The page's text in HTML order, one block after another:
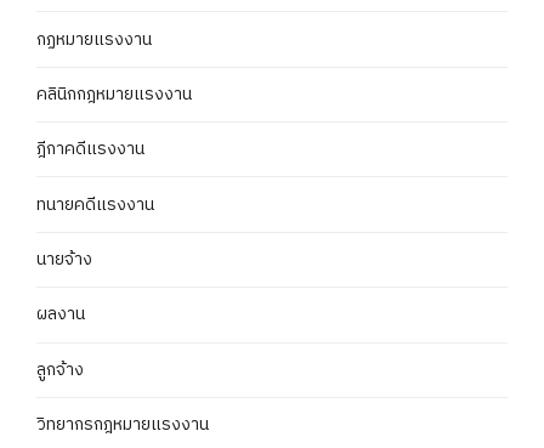
กฏหมายแรงงาน
คลินิกกฎหมายแรงงาน
ฎีกาคดีแรงงาน
ทนายคดีแรงงาน
นายจ้าง
ผลงาน
ลูกจ้าง
วิทยากรกฎหมายแรงงาน